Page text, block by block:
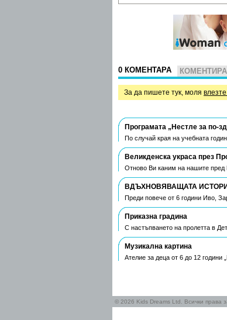
0 КОМЕНТАРА
За да пишете тук, моля
Програмата „Нестле за по-
По случай края на учебната
Великденска украса през
Отново Ви каним на нашите пред
ВДЪХНОВЯВАЩАТА
Преди повече от 6 години Иво,
Приказна градина
С настъпването на пролетта в
Музикална картина
Ателие за деца от 6 до 12 години
© 2026 Kids Dreams Ltd. Всички права